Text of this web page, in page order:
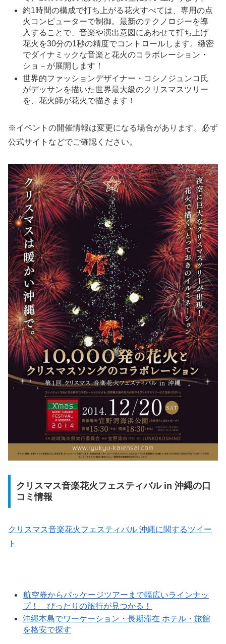
約1時間の構成で打ち上がる花火すべては、専用の点
火コンピューターで制御。最新のテクノロジーを導
入することで、音楽や演出意図にあわせて打ち上げ
花火を30分の1秒の精度でコントロールします。緻密
でダイナミックな音楽と花火のコラボレーション・
ショ－が展開します！
世界的ファッションデザイナー・コシノジュンコ氏
がデッサンを描いた世界最大級のクリスマスツリー
を、花火師が花火で描きます！
※イベントの開催情報は変更になる場合があります。必ず
公式サイトなどでご確認ください。
クリスマス音楽花火フェスティバル in 沖縄の口
コミ情報
クリスマス音楽花火フェスティバル 沖縄に関するツイー
ト
航空券からパッケージツアーまで幅広いラインナッ
プ！ ぴったりの旅行が見つかる！
沖縄本島でワーケーション・長期滞在 ホテル・旅館
を格安で探す